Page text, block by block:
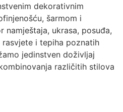
dekorativnim
šarmom i
namještaja, ukrasa, posuđa,
i tepiha poznatih
jedinstven doživljaj
različitih stilova